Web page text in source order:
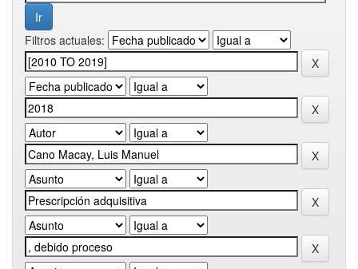
Filtros actuales: